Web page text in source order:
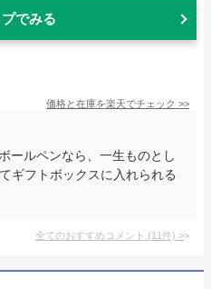
でみる
価格と在庫を楽天でチェック >>
ールペンなら、一生ものとし
ギフトボックスに入れられる
全てのおすすめコメント (11件) >